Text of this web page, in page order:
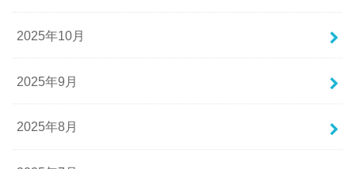
2025年10月
2025年9月
2025年8月